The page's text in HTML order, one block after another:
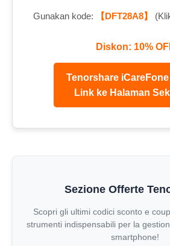
Gunakan kode: 【DFT28A8】
Diskon: 10%
Tenorshare
Link ke Halaman
Sezione Offerte
Scopri gli ultimi codici sconto e
strumenti indispensabili per la
smartphone!